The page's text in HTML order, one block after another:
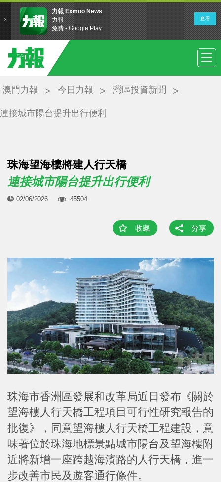
澳門力報 今日力報 灣區投資新聞
連接城市陽台提升出行便利
珠海望海樓將建人行天橋
連接城市陽台提升出行便利
02/06/2026 45504
收藏 分享
珠海市香洲區發展和改革局近日發布《關於
望海樓人行天橋工程項目可行性研究報告的
批復》，同意望海樓人行天橋工程建設，意
味著位於珠海地標景點城市陽台及望海樓附
近將新增一座跨越海濱路的人行天橋，進一
步改善市民及遊客通行條件。